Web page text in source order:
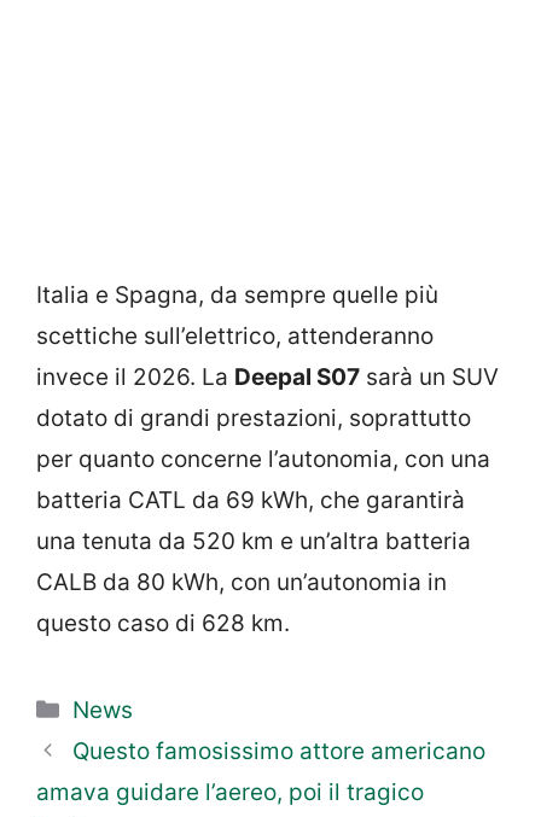
Italia e Spagna, da sempre quelle più
scettiche sull’elettrico, attenderanno
invece il 2026. La Deepal S07 sarà un SUV
dotato di grandi prestazioni, soprattutto
per quanto concerne l’autonomia, con una
batteria CATL da 69 kWh, che garantirà
una tenuta da 520 km e un’altra batteria
CALB da 80 kWh, con un’autonomia in
questo caso di 628 km.
Categorie
News
Questo famosissimo attore americano
amava guidare l’aereo, poi il tragico